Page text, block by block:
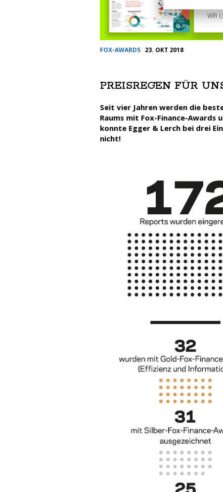
FOX-AWARDS 23. OKT 2018
PREISREGEN FÜR
Seit vier Jahren werden die
Raums mit Fox-Finance-Awards
konnte Egger & Lerch bei drei
nicht!